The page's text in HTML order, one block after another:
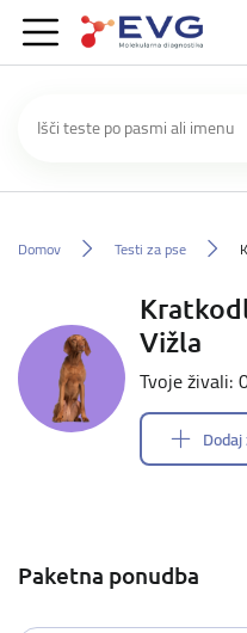
Domov Testi za pse
Vižla
Tvoje živali:
Paketna ponudba